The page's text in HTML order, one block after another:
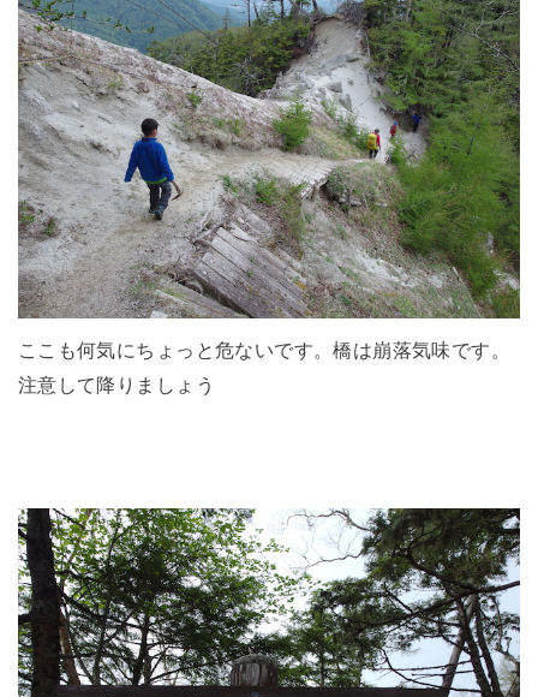
ここも何気にちょっと危ないです。橋は崩落気味です。
注意して降りましょう